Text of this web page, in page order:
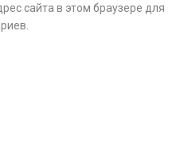
сайта в этом браузере для